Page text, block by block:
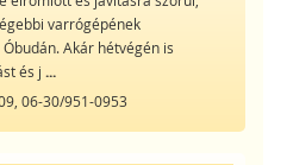
varrógépének
Akár hétvégén is
és j ...
06-30/951-0953